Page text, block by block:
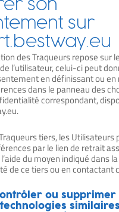
son
sur
des Traqueurs repose sur le
l’utilisateur, celui-ci peut
en définissant ou
dans le panneau des
correspondant,
tiers, les Utilisateurs
par le lien de retrait
du moyen indiqué dans
de ce tiers ou en contactant
ou supprimer